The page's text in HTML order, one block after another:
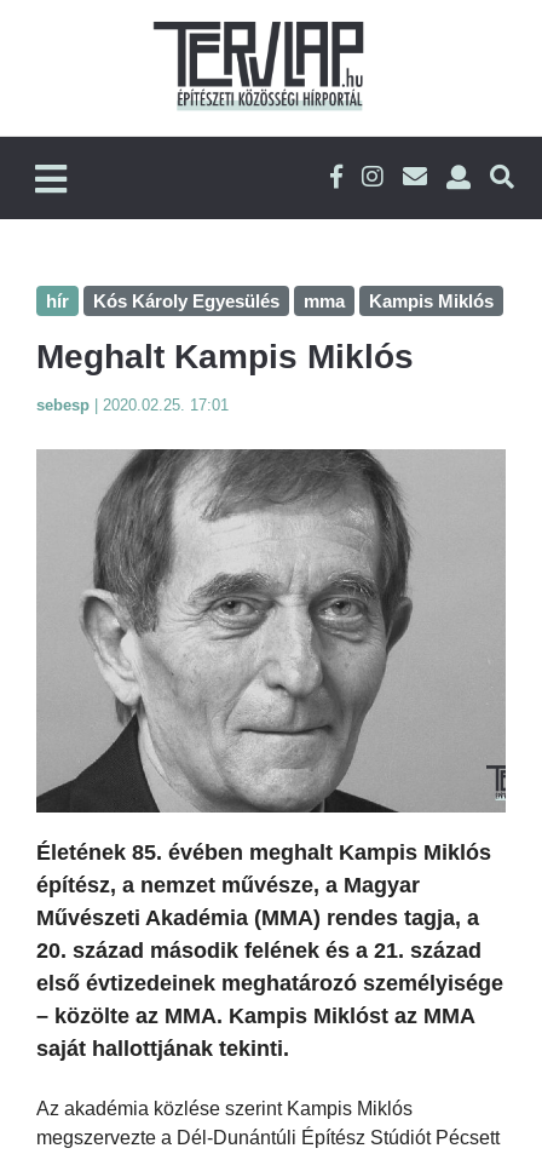
hír Kós Károly Egyesülés mma Kampis Miklós
Meghalt Kampis Miklós
sebesp 2020.02.25. 17:01
Életének 85. évében meghalt Kampis Miklós
építész, a nemzet művésze, a Magyar
Művészeti Akadémia (MMA) rendes tagja, a
20. század második felének és a 21. század
első évtizedeinek meghatározó személyisége
– közölte az MMA. Kampis Miklóst az MMA
saját hallottjának tekinti.
Az akadémia közlése szerint Kampis Miklós
megszervezte a Dél-Dunántúli Építész Stúdiót Pécsett